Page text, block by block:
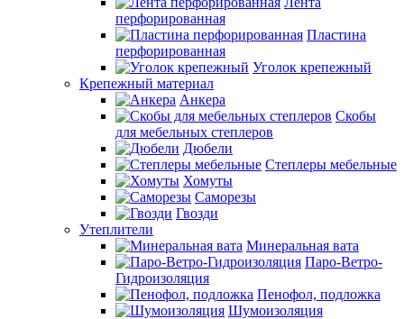
перфорированная
Пластина
перфорированная
Уголок крепежный
Крепежный материал
Анкера
Скобы
для мебельных степлеров
Дюбели
Степлеры мебельные
Хомуты
Саморезы
Гвозди
Утеплители
Минеральная вата
Паро-Ветро-
Гидроизоляция
Пенофол, подложка
Шумоизоляция